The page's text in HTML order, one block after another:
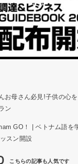
お母さん必見!子供の心
ン
GO！ | ベトナム語を
スン開設